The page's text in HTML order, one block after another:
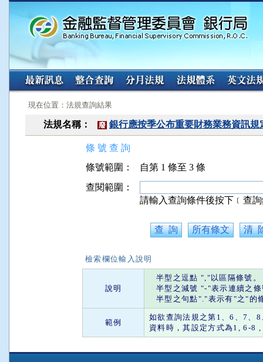
:::
現在位置：法規查詢結果
法規名稱： 廢 銀行應按季公布重要財務業務資訊規
條 號 查 詢
條號範圍：
自第 1 條至 3 條
查閱範圍：
請輸入查詢條件後按下﹝查
檢索欄位輸入說明
說明
半型之 逗點 ","以區隔條號。
半型之 減號 "-"表示連續之
半型之 句點"."表示有"之"的
範例
如欲查詢法規之第1、6、7、
資料時，其設定方式為1, 6-8